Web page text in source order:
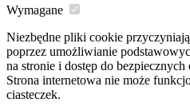
Wymagane
Niezbędne pliki cookie
poprzez umożliwianie
na stronie i dostęp do
Strona internetowa nie może
ciasteczek.